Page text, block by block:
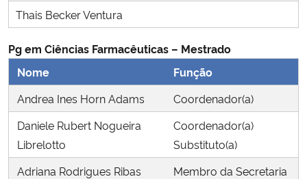
Ministério da Saúde
Ministério de Minas e Energia
Ministério da Ciência, Tecnologia, Inovações e Comunicações
Ministério do Meio Ambiente
Thais Becker Ventura
Pg em Ciências Farmacêuticas – Mestrado
Nome
Função
Andrea Ines Horn Adams
Coordenador(a)
Daniele Rubert Nogueira
Librelotto
Coordenador(a)
Substituto(a)
Adriana Rodrigues Ribas
Membro da Secretaria